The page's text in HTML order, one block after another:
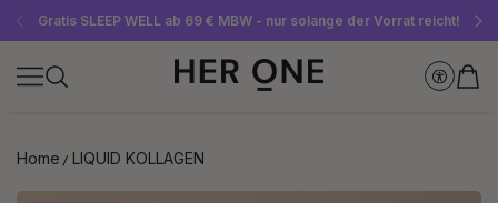
Gratis SLEEP WELL ab 69 € MBW - nur solange der Vorrat reicht!
Jetzt Newsletter abonnieren und 10 €-Gutschein sichern
Bis zu 30 % sparen mit unseren Spar-Abos
Home LIQUID KOLLAGEN